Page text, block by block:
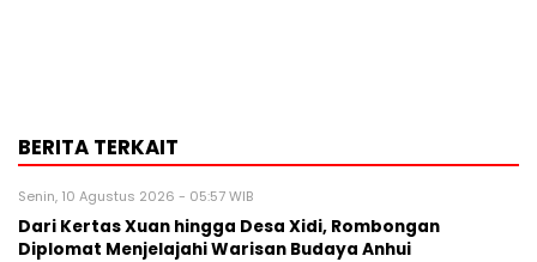
BERITA TERKAIT
Senin, 10 Agustus 2026 - 05:57 WIB
Dari Kertas Xuan hingga Desa Xidi, Rombongan
Diplomat Menjelajahi Warisan Budaya Anhui